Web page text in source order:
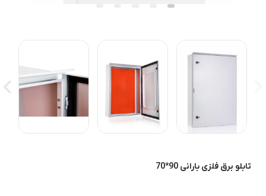
تابلو برق فلزی بارانی 90*70